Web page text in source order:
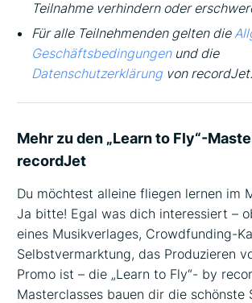
Teilnahme verhindern oder
Für alle Teilnehmenden gelten die
Geschäftsbedingungenund die
Datenschutzerklärungvon recordJet.
Mehr zu den „Learn to Fly“-
recordJet
Du möchtest alleine fliegen lernen im
Ja bitte! Egal was dich interessiert –
eines Musikverlages, Crowdfunding-
Selbstvermarktung, das Produzieren
Promo ist – die „Learn to Fly“- by
Masterclasses bauen dir die schönste